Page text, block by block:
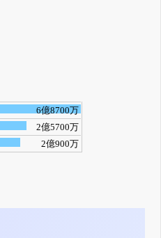
6億8700万
2億5700万
2億900万